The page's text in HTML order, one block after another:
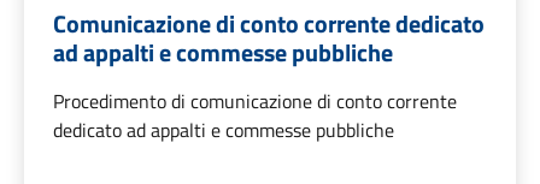
Comunicazione di conto corrente dedicato
ad appalti e commesse pubbliche
Procedimento di comunicazione di conto corrente
dedicato ad appalti e commesse pubbliche